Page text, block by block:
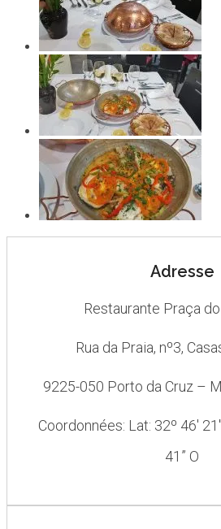
Adresse
Restaurante Praça
Rua da Praia, nº3,
9225-050 Porto da Cruz –
Coordonnées: Lat: 32º 46′
41” O